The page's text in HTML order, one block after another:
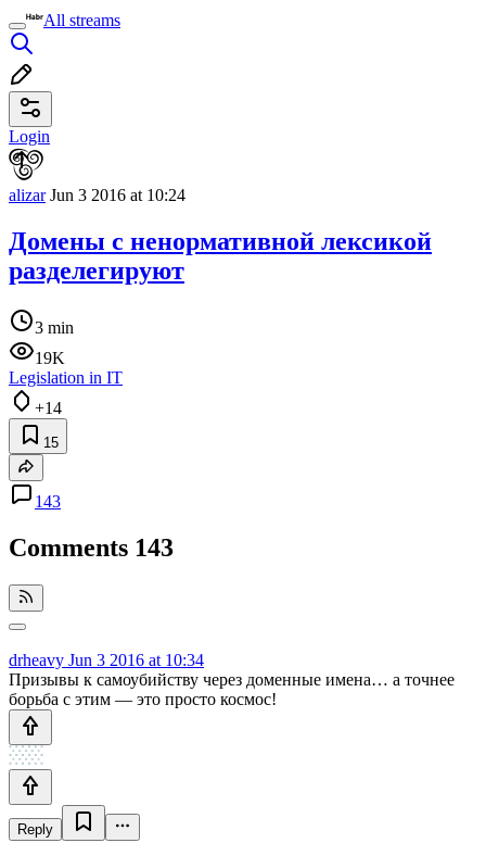
All streams
Login
alizarJun 3 2016 at 10:24
Домены с ненормативной лексикой
разделегируют
3 min
19K
Legislation in IT
+14
15
143
Comments 143
drheavy Jun 3 2016 at 10:34
Призывы к самоубийству через доменные имена… а точнее
борьба с этим — это просто космос!
Reply